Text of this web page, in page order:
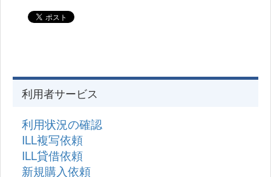
利用者サービス
利用状況の確認
ILL複写依頼
ILL貸借依頼
新規購入依頼